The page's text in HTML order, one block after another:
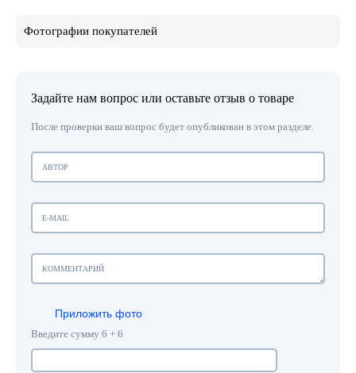
Фотографии покупателей
Задайте нам вопрос или оставьте отзыв о товаре
После проверки ваш вопрос будет опубликован в этом разделе.
Приложить фото
Введите сумму 6 + 6